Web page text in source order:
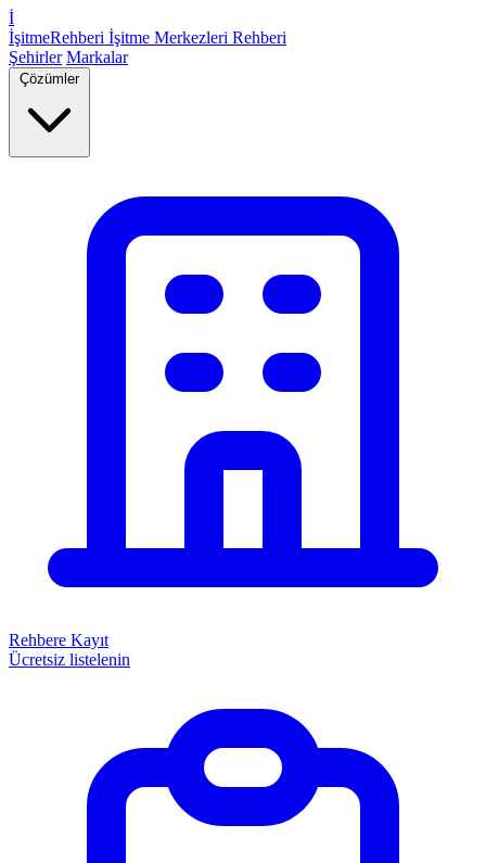
İ
İşitmeRehberi İşitme Merkezleri Rehberi
Şehirler Markalar
Çözümler
Rehbere Kayıt
Ücretsiz listelenin